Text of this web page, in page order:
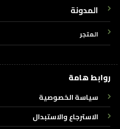
المدونة
المتجر
روابط هامة
سياسة الخصوصية
الاسترجاع والاستبدال